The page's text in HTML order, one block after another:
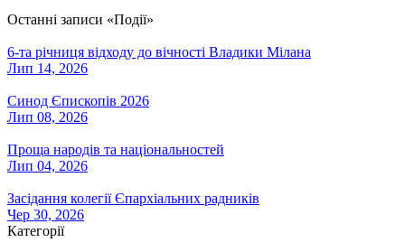
Останні записи «Події»
6-та річниця відходу до вічності Владики Мілана
Лип 14, 2026
Синод Єпископів 2026
Лип 08, 2026
Проща народів та національностей
Лип 04, 2026
Засідання колегії Єпархіальних радників
Чер 30, 2026
Категорії